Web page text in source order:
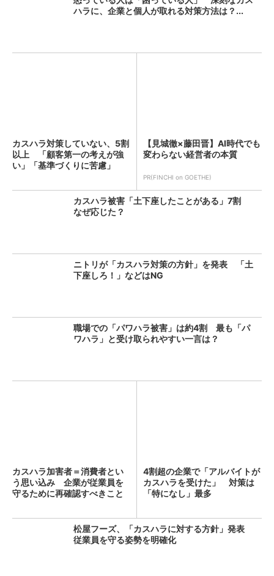
ハラに、企業と個人が取れる対策方法は？...
カスハラ対策していない、5割
以上 「顧客第一の考えが強
い」「基準づくりに苦慮」
【見城徹×藤田晋】AI時代でも
変わらない経営者の本質
PR(FINCHI on GOETHE)
カスハラ被害「土下座したことがある」7割
なぜ応じた？
ニトリが「カスハラ対策の方針」を発表 「土
下座しろ！」などはNG
職場での「パワハラ被害」は約4割 最も「パ
ワハラ」と受け取られやすい一言は？
カスハラ加害者＝消費者とい
う思い込み 企業が従業員を
守るために再確認すべきこと
4割超の企業で「アルバイトが
カスハラを受けた」 対策は
「特になし」最多
松屋フーズ、「カスハラに対する方針」発表
従業員を守る姿勢を明確化